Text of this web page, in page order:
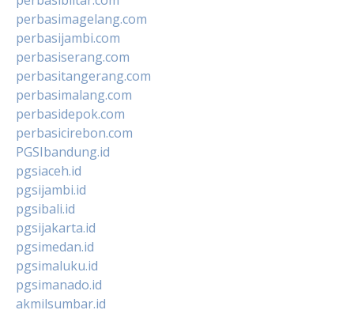
perbasimagelang.com
perbasijambi.com
perbasiserang.com
perbasitangerang.com
perbasimalang.com
perbasidepok.com
perbasicirebon.com
PGSIbandung.id
pgsiaceh.id
pgsijambi.id
pgsibali.id
pgsijakarta.id
pgsimedan.id
pgsimaluku.id
pgsimanado.id
akmilsumbar.id